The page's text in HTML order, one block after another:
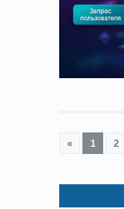
« 1 2